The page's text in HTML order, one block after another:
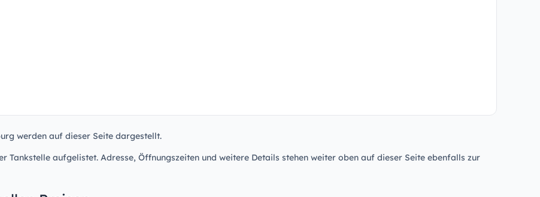
werden auf dieser Seite dargestellt.
Tankstelle aufgelistet. Adresse, Öffnungszeiten und weitere Details stehen weiter oben auf dieser Seite ebenfalls zur